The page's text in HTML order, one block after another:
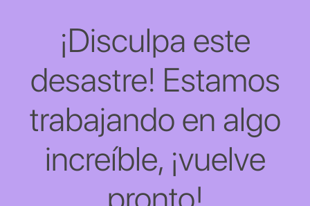
¡Disculpa este
desastre! Estamos
trabajando en algo
increíble, ¡vuelve